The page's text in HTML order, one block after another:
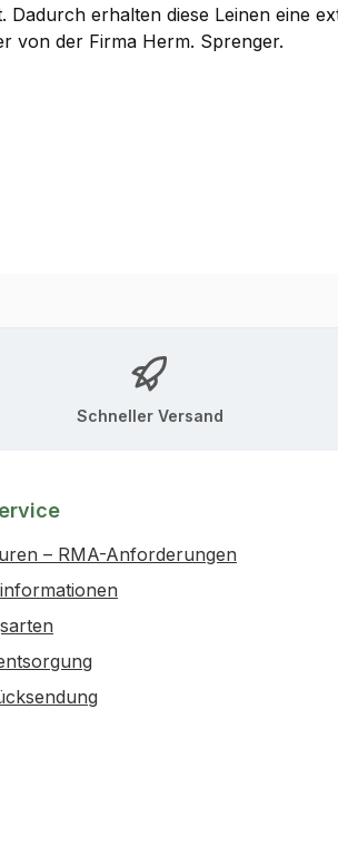
erhalten diese Leinen eine
von der Firma Herm. Sprenger.
Schneller Versand
– RMA-Anforderungen